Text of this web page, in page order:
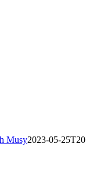
Musy2023-05-